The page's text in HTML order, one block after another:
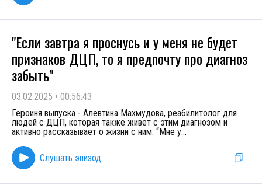
"Если завтра я проснусь и у меня не будет
признаков ДЦП, то я предпочту про диагноз
забыть"
03.02.2025 • 00:56:43
Героиня выпуска - Алевтина Махмудова, реабилитолог для
людей с ДЦП, которая также живет с этим диагнозом и
активно рассказывает о жизни с ним. “Мне у...
Слушать эпизод